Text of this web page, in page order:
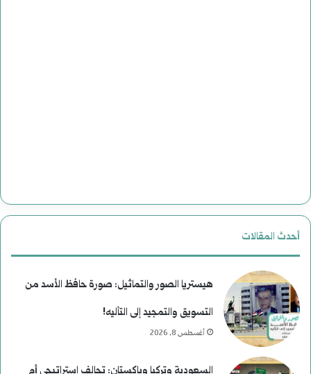
أحدث المقالات
هيستريا الصور والتماثيل: صورة حافظ الأسد من
التسويق والتمجيد إلى التأليه!
أغسطس 8, 2026
السعودية وتركيا وباكستان: تحالف استراتيجي أم